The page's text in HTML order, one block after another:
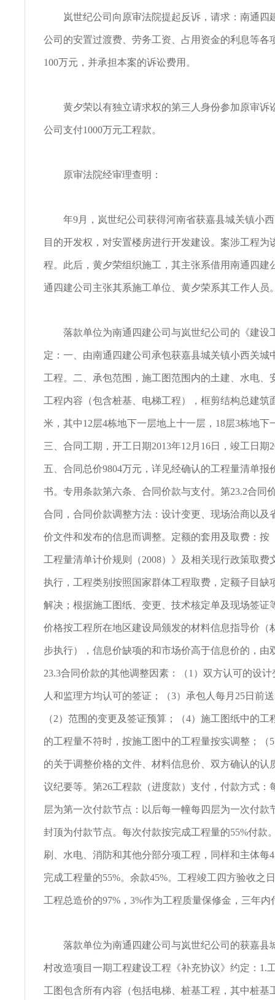
岚世纪公司向原审法院提起反诉，请求：南通四
公司的安置过渡费、劳务工资、占用资金的利息等各
100万元，并承担本案的诉讼费用。
黄夕荣以有独立请求权的第三人身份参加原审诉
公司支付1000万元工程款。
原审法院经审理查明：
年9月，岚世纪公司获得河南省获嘉县城关镇小西
目的开发权，对安置楼房进行开发建设。案涉工程为
程。此后，黄夕荣组织施工，其主张系借用南通四建
通四建公司主张其系施工单位、黄夕荣系其工作人员
落款单位为南通四建公司与岚世纪公司的《建设
定：一、由南通四建公司承包获嘉县城关镇小西关城
工程。二、承包范围，施工图范围内的土建、水电、
工程内容（包含桩基、电梯工程），框剪结构总建筑
米，其中12层4栋地下一层地上十一层，18层3栋地下
三、合同工期，开工日期2013年12月16日，竣工日期
五、合同总价9804万元，详见经确认的工程量清单报
书。专用条款第六条、合同价款与支付。第23.2合同
合同，合同价款调整方法：设计变更、现场洽商以及
价文件和发布的信息而调整。定额的套用及取费：按
工程量清单计价规则（2008）》及相关现行政策取费
执行，工程类别按照国家群体工程取费，定额子目缺
解决；根据施工图纸、变更、技术核定单及现场签证
价格按工程所在地区建设局颁发的材料信息指导价（
步执行），信息价缺项的和市场价高于信息价的，由
23.3合同价款的其他调整因素：（1）双方认可的设
人和监理方均认可的签证；（3）承包人每月25日前
（2）范围的变更及签证预算；（4）施工图纸中的工
的工程量不符时，按施工图中的工程量按实调整；（
的关于调整价格的文件、材料信息价、双方确认的认
议纪要等。第26工程款（进度款）支付，付款方式：
层为第一次付款节点：以后每一幢每四层为一次付款
封顶为付款节点。每次付款按完成工程量的55%付款
刷、水电、消防和其他分部分项工程，同样和主体每
完成工程量的55%。余款45%。工程竣工四方验收之
工程总造价的97%，3%作为工程质量保修金，三年内
落款单位为南通四建公司与岚世纪公司的获嘉县
村改造项目一期工程建设工程《补充协议》约定：1.
工图包含所有内容（包括电梯、桩基工程，其中桩基